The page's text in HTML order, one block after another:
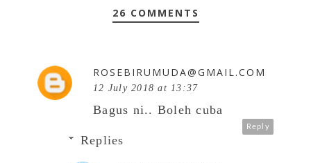
26 COMMENTS
ROSEBIRUMUDA@GMAIL.COM
12 July 2018 at 13:37
Bagus ni.. Boleh cuba
Reply
Replies